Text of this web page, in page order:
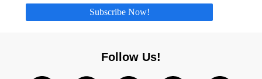
Subscribe Now!
Follow Us!